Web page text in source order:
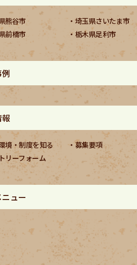
熊谷市
埼玉県さいたま市
前橋市
栃木県足利市
境・制度を知る
募集要項
リーフォーム
ュー